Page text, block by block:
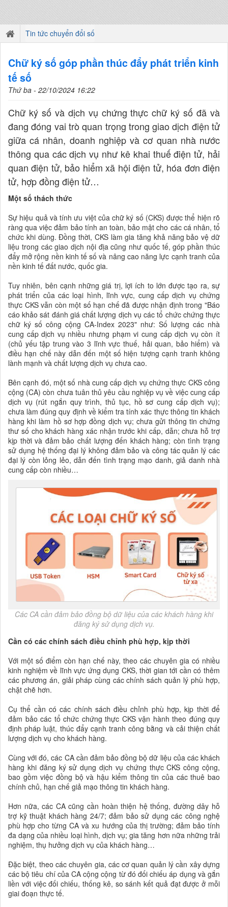
Tin tức chuyển đổi số
Chữ ký số góp phần thúc đẩy phát triển kinh
tế số
Thứ ba - 22/10/2024 16:22
Chữ ký số và dịch vụ chứng thực chữ ký số đã và
đang đóng vai trò quan trọng trong giao dịch điện tử
giữa cá nhân, doanh nghiệp và cơ quan nhà nước
thông qua các dịch vụ như kê khai thuế điện tử, hải
quan điện tử, bảo hiểm xã hội điện tử, hóa đơn điện
tử, hợp đồng điện tử…
Một số thách thức
Sự hiệu quả và tính ưu việt của chữ ký số (CKS) được thể hiện rõ
ràng qua việc đảm bảo tính an toàn, bảo mật cho các cá nhân, tổ
chức khi dùng. Đồng thời, CKS làm gia tăng khả năng bảo vệ dữ
liệu trong các giao dịch nội địa cũng như quốc tế, góp phần thúc
đẩy mở rộng nền kinh tế số và nâng cao năng lực cạnh tranh của
nền kinh tế đất nước, quốc gia.
Tuy nhiên, bên cạnh những giá trị, lợi ích to lớn được tạo ra, sự
phát triển của các loại hình, lĩnh vực, cung cấp dịch vụ chứng
thực CKS vẫn còn một số hạn chế đã được nhận định trong "Báo
cáo khảo sát đánh giá chất lượng dịch vụ các tổ chức chứng thực
chữ ký số công cộng CA-Index 2023" như: Số lượng các nhà
cung cấp dịch vụ nhiều nhưng phạm vi cung cấp dịch vụ còn ít
(chủ yếu tập trung vào 3 lĩnh vực thuế, hải quan, bảo hiểm) và
điều hạn chế này dẫn đến một số hiện tượng cạnh tranh không
lành mạnh và chất lượng dịch vụ chưa cao.
Bên cạnh đó, một số nhà cung cấp dịch vụ chứng thực CKS công
cộng (CA) còn chưa tuân thủ yêu cầu nghiệp vụ về việc cung cấp
dịch vụ (rút ngắn quy trình, thủ tục, hồ sơ cung cấp dịch vụ);
chưa làm đúng quy định về kiểm tra tính xác thực thông tin khách
hàng khi làm hồ sơ hợp đồng dịch vụ; chưa gửi thông tin chứng
thư số cho khách hàng xác nhận trước khi cấp, dẫn; chưa hỗ trợ
kịp thời và đảm bảo chất lượng đến khách hàng; còn tình trạng
sử dụng hệ thống đại lý không đảm bảo và công tác quản lý các
đại lý còn lỏng lẻo, dẫn đến tình trạng mạo danh, giả danh nhà
cung cấp còn nhiều…
Các CA cần đảm bảo đồng bộ dữ liệu của các khách hàng khi
đăng ký sử dụng dịch vụ.
Cần có các chính sách điều chỉnh phù hợp, kịp thời
Với một số điểm còn hạn chế này, theo các chuyên gia có nhiều
kinh nghiệm về lĩnh vực ứng dụng CKS, thời gian tới cần có thêm
các phương án, giải pháp cùng các chính sách quản lý phù hợp,
chặt chẽ hơn.
Cụ thể cần có các chính sách điều chỉnh phù hợp, kịp thời để
đảm bảo các tổ chức chứng thực CKS vận hành theo đúng quy
định pháp luật, thúc đẩy cạnh tranh công bằng và cải thiện chất
lượng dịch vụ cho khách hàng.
Cùng với đó, các CA cần đảm bảo đồng bộ dữ liệu của các khách
hàng khi đăng ký sử dụng dịch vụ chứng thực CKS công cộng,
bao gồm việc đồng bộ và hậu kiểm thông tin của các thuê bao
chính chủ, hạn chế giả mạo thông tin khách hàng.
Hơn nữa, các CA cũng cần hoàn thiện hệ thống, đường dây hỗ
trợ kỹ thuật khách hàng 24/7; đảm bảo sử dụng các công nghệ
phù hợp cho từng CA và xu hướng của thị trường; đảm bảo tính
đa dạng của nhiều loại hình, dịch vụ; gia tăng hơn nữa những trải
nghiệm, thụ hưởng dịch vụ của khách hàng…
Đặc biệt, theo các chuyên gia, các cơ quan quản lý cần xây dựng
các bộ tiêu chí của CA cộng cộng từ đó đối chiếu áp dụng và gắn
liền với việc đối chiếu, thống kê, so sánh kết quả đạt được ở mỗi
giai đoạn thực tế.